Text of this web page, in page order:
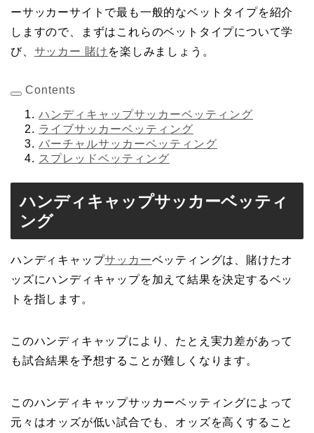
ーサッカーサイトで最も一般的なベットタイプを紹介
しますので、まずはこれらのベットタイプについて学
び、 サッカー 賭け を楽しみましょう。
Contents
ハンディキャップサッカーベッティング
ライブサッカーベッティング
バーチャルサッカーベッティング
スプレッドベッティング
ハンディキャップサッカーベッティ
ング
ハンディキャップサッカーベッティングは、賭けたオ
ッズにハンディキャップを加えて結果を決定するベッ
トを指します。
このハンディキャップにより、たとえ実力差があって
も試合結果を予想することが難しくなります。
このハンディキャップサッカーベッティングによって
元々はオッズが低い試合でも、オッズを高くすること